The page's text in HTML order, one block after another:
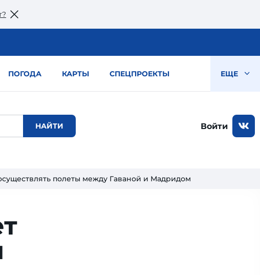
ПОГОДА КАРТЫ СПЕЦПРОЕКТЫ ЕЩЕ
Войти
полеты между Гаваной и Мадридом